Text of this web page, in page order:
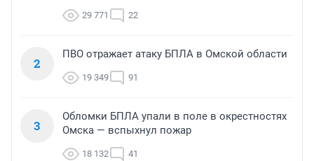
29 771 22
2
ПВО отражает атаку БПЛА в Омской области
19 349 91
3
Обломки БПЛА упали в поле в окрестностях
Омска — вспыхнул пожар
18 132 41